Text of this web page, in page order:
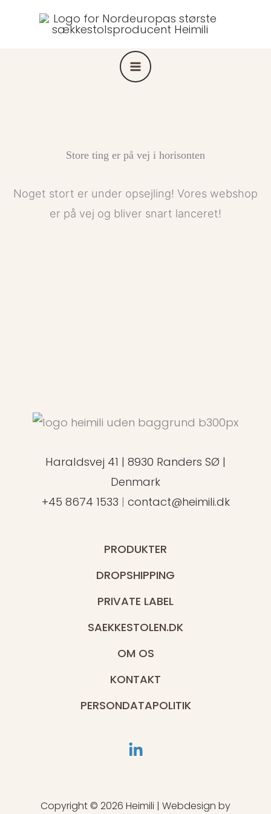
Store ting er på vej i horisonten
Noget stort er under opsejling! Vores webshop
er på vej og bliver snart lanceret!
Haraldsvej 41 | 8930 Randers SØ |
Denmark
+45 8674 1533 | contact@heimili.dk
PRODUKTER
DROPSHIPPING
PRIVATE LABEL
SAEKKESTOLEN.DK
OM OS
KONTAKT
PERSONDATAPOLITIK
Copyright © 2026 Heimili | Webdesign by